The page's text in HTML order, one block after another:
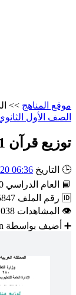
موقع المناهج >>
الصف الأول
توزيع قرآن 1 مقررات
🕒 التاريخ 06:36 2020-08-29
📘
العام الدراسي
🆔 رقم الملف
👁 المشاهدات
➕ أضيف بواسطة